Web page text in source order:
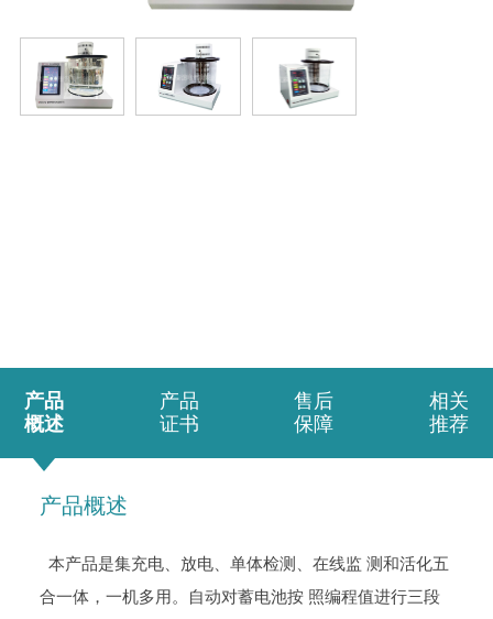
产品
概述
产品
证书
售后
保障
相关
推荐
产品概述
本产品是集充电、放电、单体检测、在线监 测和活化五
合一体，一机多用。自动对蓄电池按 照编程值进行三段